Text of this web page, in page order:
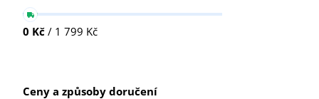
0 Kč / 1 799 Kč
Ceny a způsoby doručení